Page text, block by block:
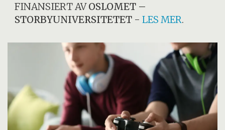
FINANSIERT AVOSLOMET –
STORBYUNIVERSITETET -LES MER.